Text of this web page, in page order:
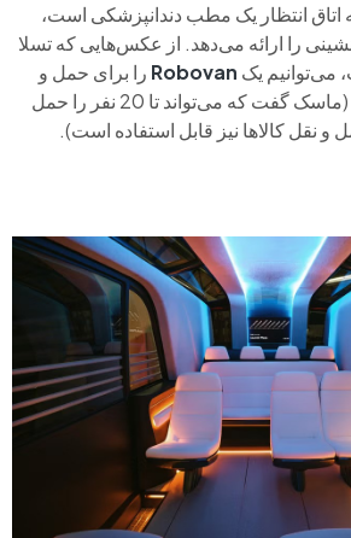
اتاق انتظار یک مطب دندانپزشکی است،
را ارائه می‌دهد. از عکس‌هایی که تسلا
می‌توانیم یک Robovan را برای حمل و
نقل افراد مشاهده کنیم (ماسک گفت که می‌تواند تا 20 نفر را حمل
و نقل کالاها نیز قابل استفاده است).